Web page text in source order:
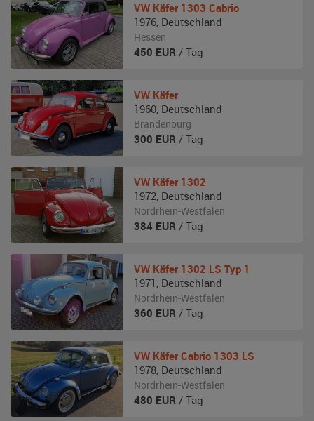
VW Käfer 1303 Cabrio
1976, Deutschland
Hessen
450 EUR / Tag
VW Käfer
1960, Deutschland
Brandenburg
300 EUR / Tag
VW Käfer 1302
1972, Deutschland
Nordrhein-Westfalen
384 EUR / Tag
VW Käfer 1302 LS Typ 1
1971 , Deutschland
Nordrhein-Westfalen
360 EUR / Tag
VW Käfer Cabrio 1303 LS
1978, Deutschland
Nordrhein-Westfalen
480 EUR / Tag